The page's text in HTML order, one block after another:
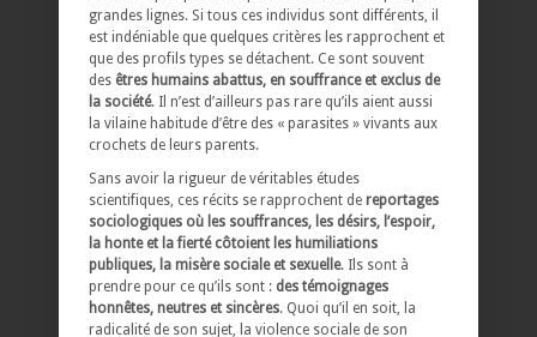
grandes lignes. Si tous ces individus sont différents, il
est indéniable que quelques critères les rapprochent et
que des profils types se détachent. Ce sont souvent
des êtres humains abattus, en souffrance et exclus de
la société. Il n’est d’ailleurs pas rare qu’ils aient aussi
la vilaine habitude d’être des « parasites » vivants aux
crochets de leurs parents.
Sans avoir la rigueur de véritables études
scientifiques, ces récits se rapprochent de reportages
sociologiques où les souffrances, les désirs, l’espoir,
la honte et la fierté côtoient les humiliations
publiques, la misère sociale et sexuelle. Ils sont à
prendre pour ce qu’ils sont : des témoignages
honnêtes, neutres et sincères. Quoi qu’il en soit, la
radicalité de son sujet, la violence sociale de son